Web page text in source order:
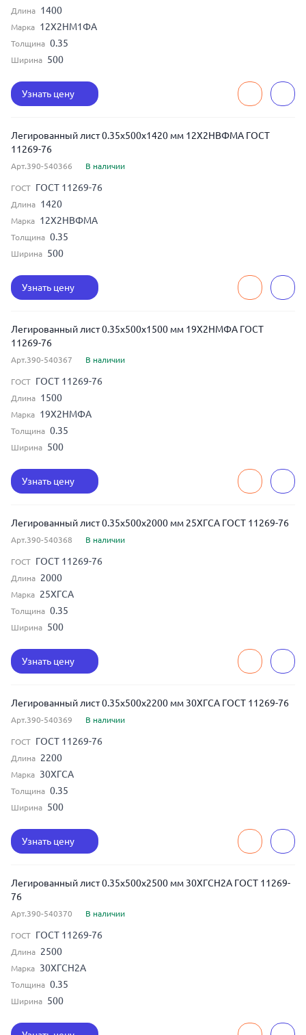
Длина 1400
Марка 12Х2НМ1ФА
Толщина 0.35
Ширина 500
Узнать цену
Легированный лист 0.35x500x1420 мм 12Х2НВФМА ГОСТ
11269-76
Арт.390-540366 В наличии
ГОСТ ГОСТ 11269-76
Длина 1420
Марка 12Х2НВФМА
Толщина 0.35
Ширина 500
Узнать цену
Легированный лист 0.35x500x1500 мм 19Х2НМФА ГОСТ
11269-76
Арт.390-540367 В наличии
ГОСТ ГОСТ 11269-76
Длина 1500
Марка 19Х2НМФА
Толщина 0.35
Ширина 500
Узнать цену
Легированный лист 0.35x500x2000 мм 25ХГСА ГОСТ 11269-76
Арт.390-540368 В наличии
ГОСТ ГОСТ 11269-76
Длина 2000
Марка 25ХГСА
Толщина 0.35
Ширина 500
Узнать цену
Легированный лист 0.35x500x2200 мм 30ХГСА ГОСТ 11269-76
Арт.390-540369 В наличии
ГОСТ ГОСТ 11269-76
Длина 2200
Марка 30ХГСА
Толщина 0.35
Ширина 500
Узнать цену
Легированный лист 0.35x500x2500 мм 30ХГСН2А ГОСТ 11269-
76
Арт.390-540370 В наличии
ГОСТ ГОСТ 11269-76
Длина 2500
Марка 30ХГСН2А
Толщина 0.35
Ширина 500